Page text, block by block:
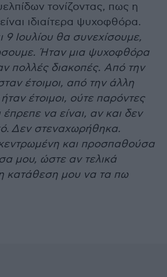
τονίζοντας, πως η
ιδιαίτερα ψυχοφθόρα.
9 Ιουλίου θα συνεχίσουμε,
Ήταν μια ψυχοφθόρα
πολλές διακοπές. Από την
έτοιμοι, από την άλλη
έτοιμοι, ούτε παρόντες
έπρεπε να είναι, αν και δεν
. Δεν στεναχωρήθηκα.
και προσπαθούσα
μου, ώστε αν τελικά
κατάθεση μου να τα πω